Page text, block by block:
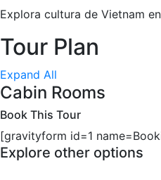
Explora cultura de Vietnam
Tour Plan
Expand All
Cabin Rooms
Book This Tour
[gravityform id=1
Explore other options